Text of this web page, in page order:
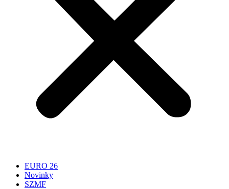
EURO 26
Novinky
SZMF